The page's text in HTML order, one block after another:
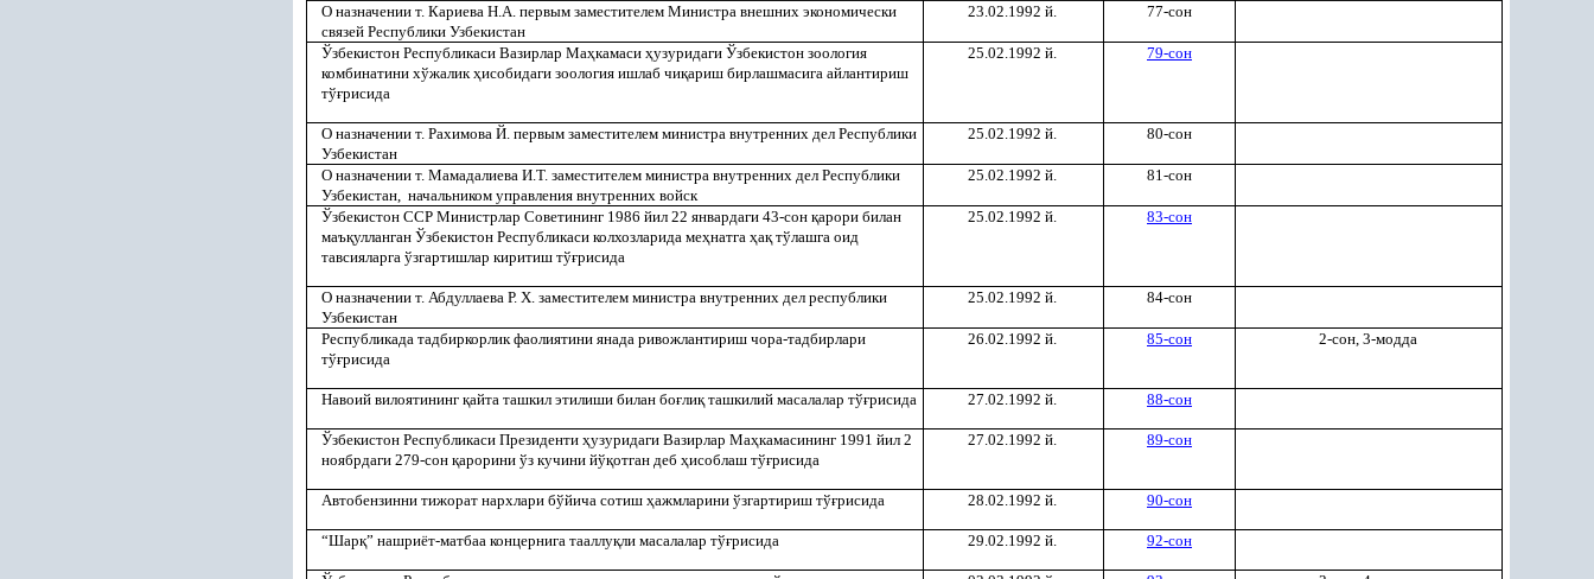
О назначении т. Кариева Н.А. первым заместителем Министра внешних экономически
связей Республики Узбекистан
23.02.1992 й. 77-сон
Ўзбекистон Республикаси Вазирлар Маҳкамаси ҳузуридаги Ўзбекистон зоология
комбинатини хўжаликҳисобидаги зоология ишлаб чиқариш бирлашмасига айлантириш
тўғрисида
25.02.1992 й. 79-сон
О назначении т. Рахимова Й. первым заместителем министра внутренних дел Республики
Узбекистан
25.02.1992 й. 80-сон
О назначении т. Мамадалиева И.Т. заместителем министра внутренних дел Республики
Узбекистан, начальником управления внутренних войск
25.02.1992 й. 81-сон
Ўзбекистон ССР Министрлар Советининг 1986 йил 22 январдаги 43-сон қарори билан
маъқулланган Ўзбекистон Республикаси колхозларида меҳнатга ҳақтўлашга оид
тавсияларга ўзгартишлар киритиш тўғрисида
25.02.1992 й. 83-сон
О назначении т. Абдуллаева Р. Х. заместителем министра внутренних дел республики
Узбекистан
25.02.1992 й. 84-сон
Республикада тадбиркорлик фаолиятини янада ривожлантириш чора-тадбирлари
тўғрисида
26.02.1992 й. 85-сон 2-сон, 3-модда
Навоий вилоятининг қайта ташкил этилиши билан боғлиқташкилий масалалар тўғрисида 27.02.1992 й. 88-сон
Ўзбекистон Республикаси Президенти ҳузуридаги Вазирлар Маҳкамасининг 1991 йил 2
ноябрдаги 279-сон қарорини ўз кучини йўқотган деб ҳисоблаш тўғрисида
27.02.1992 й. 89-сон
Автобензинни тижорат нархлари бўйича сотиш ҳажмларини ўзгартириш тўғрисида 28.02.1992 й. 90-сон
“Шарқ” нашриёт-матбаа концернига тааллуқли масалалар тўғрисида 29.02.1992 й. 92-сон